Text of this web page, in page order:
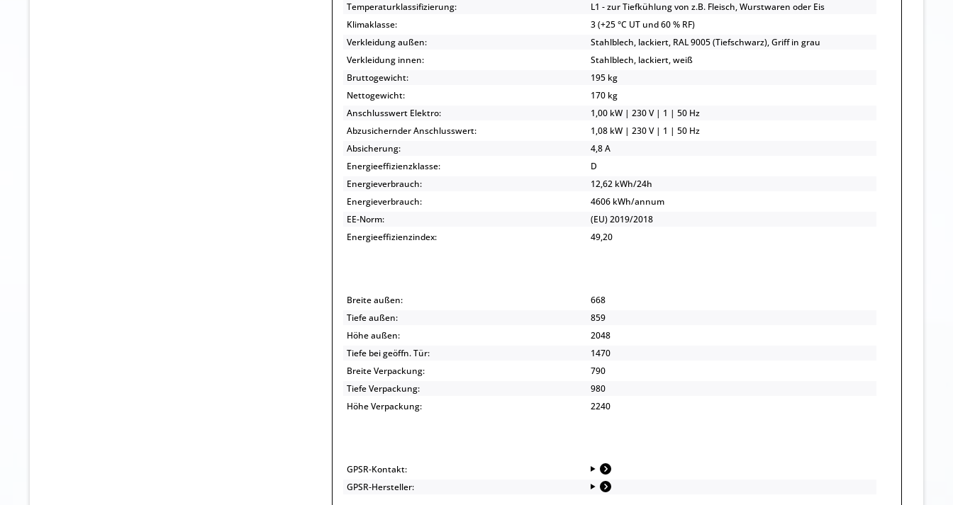
Temperaturklassifizierung:
L1 - zur Tiefkühlung von z.B. Fleisch, Wurstwaren oder Eis
Klimaklasse:
3 (+25 °C UT und 60 % RF)
Verkleidung außen:
Stahlblech, lackiert, RAL 9005 (Tiefschwarz), Griff in grau
Verkleidung innen:
Stahlblech, lackiert, weiß
Bruttogewicht:
195 kg
Nettogewicht:
170 kg
Anschlusswert Elektro:
1,00 kW | 230 V | 1 | 50 Hz
Abzusichernder Anschlusswert:
1,08 kW | 230 V | 1 | 50 Hz
Absicherung:
4,8 A
Energieeffizienzklasse:
D
Energieverbrauch:
12,62 kWh/24h
Energieverbrauch:
4606 kWh/annum
EE-Norm:
(EU) 2019/2018
Energieeffizienzindex:
49,20
Breite außen:
668
Tiefe außen:
859
Höhe außen:
2048
Tiefe bei geöffn. Tür:
1470
Breite Verpackung:
790
Tiefe Verpackung:
980
Höhe Verpackung:
2240
GPSR-Kontakt:
GPSR-Hersteller: